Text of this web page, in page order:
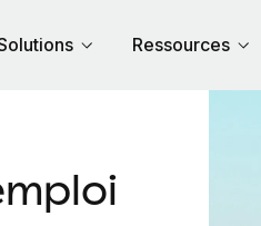
Ressources